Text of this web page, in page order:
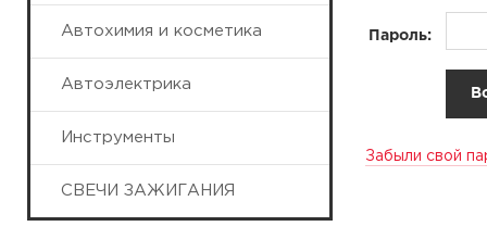
Автохимия и косметика
Автоэлектрика
Инструменты
СВЕЧИ ЗАЖИГАНИЯ
Пароль:
Забыли свой